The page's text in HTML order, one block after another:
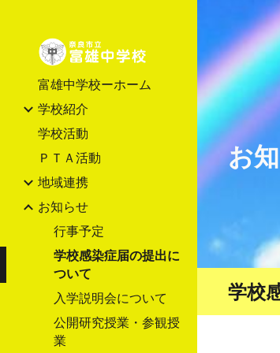
富雄中学校ーホーム
学校紹介
学校活動
ＰＴＡ活動
地域連携
お知らせ
行事予定
学校感染症届の提出に
ついて
入学説明会について
公開研究授業・参観授
業
お
学校